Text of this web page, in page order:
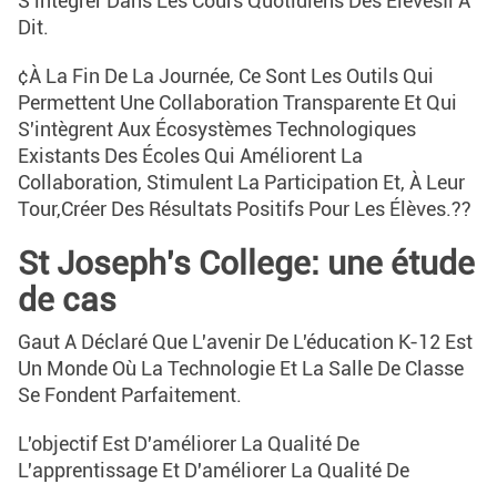
Dit.
¢À La Fin De La Journée, Ce Sont Les Outils Qui
Permettent Une Collaboration Transparente Et Qui
S'intègrent Aux Écosystèmes Technologiques
Existants Des Écoles Qui Améliorent La
Collaboration, Stimulent La Participation Et, À Leur
Tour,créer Des Résultats Positifs Pour Les Élèves.??
St Joseph's College: une étude
de cas
Gaut A Déclaré Que L'avenir De L'éducation K-12 Est
Un Monde Où La Technologie Et La Salle De Classe
Se Fondent Parfaitement.
L'objectif Est D'améliorer La Qualité De
L'apprentissage Et D'améliorer La Qualité De